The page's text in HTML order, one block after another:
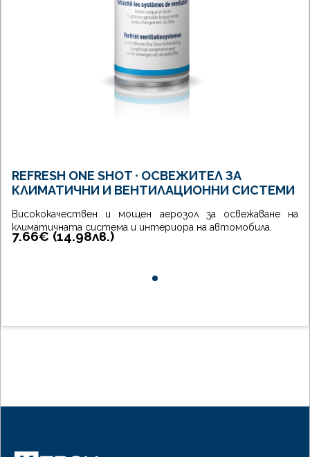
REFRESH ONE SHOT ∙ ОСВЕЖИТЕЛ ЗА
КЛИМАТИЧНИ И ВЕНТИЛАЦИОННИ СИСТЕМИ
Висококачествен и мощен аерозол за освежаване на
климатичната система и интериора на автомобила.
7.66€ (14.98лв.)
0